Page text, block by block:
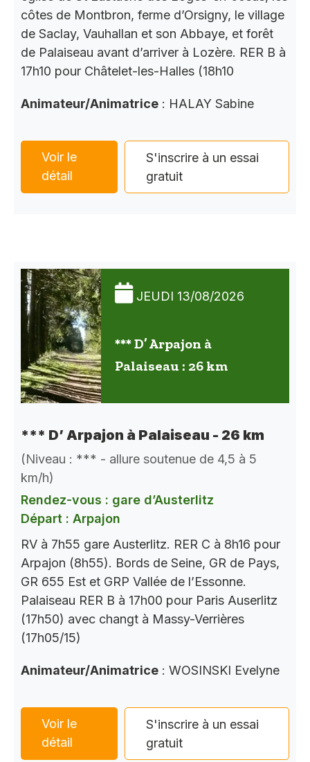
côtes de Montbron, ferme d’Orsigny, le village
de Saclay, Vauhallan et son Abbaye, et forêt
de Palaiseau avant d’arriver à Lozère. RER B à
17h10 pour Châtelet-les-Halles (18h10
Animateur/Animatrice : HALAY Sabine
Voir le
détail
S'inscrire à un essai
gratuit
JEUDI 13/08/2026
*** D’ Arpajon à
Palaiseau : 26 km
*** D’ Arpajon à Palaiseau - 26 km
(Niveau : *** - allure soutenue de 4,5 à 5
km/h)
Rendez-vous : gare d’Austerlitz
Départ : Arpajon
RV à 7h55 gare Austerlitz. RER C à 8h16 pour
Arpajon (8h55). Bords de Seine, GR de Pays,
GR 655 Est et GRP Vallée de l’Essonne.
Palaiseau RER B à 17h00 pour Paris Auserlitz
(17h50) avec changt à Massy-Verrières
(17h05/15)
Animateur/Animatrice : WOSINSKI Evelyne
Voir le
détail
S'inscrire à un essai
gratuit